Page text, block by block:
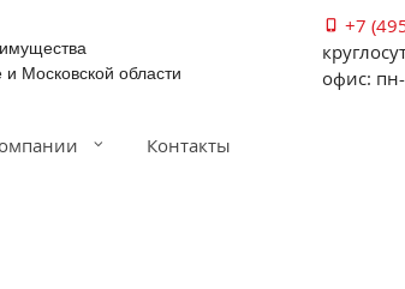
Московской области
+7
офис:
Контакты